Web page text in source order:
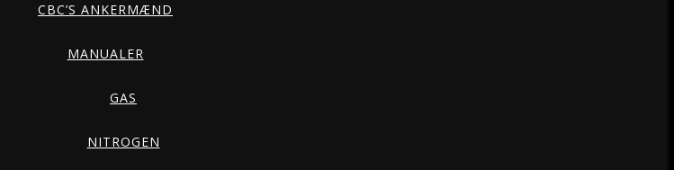
CBC’S ANKERMÆND
MANUALER
GAS
NITROGEN